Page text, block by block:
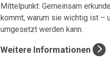
Mittelpunkt: Gemeinsam
kommt, warum sie wichtig ist –
umgesetzt werden kann.
Weitere Informationen